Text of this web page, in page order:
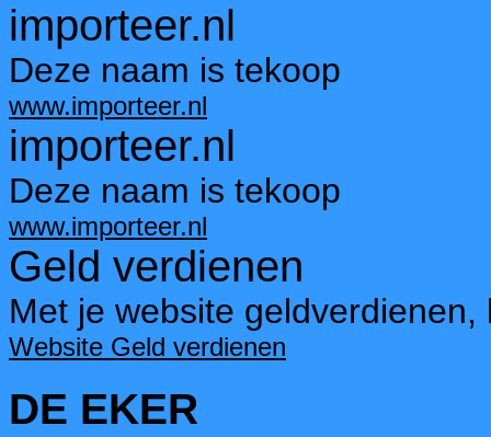
importeer.nl
Deze naam is tekoop
www.importeer.nl
importeer.nl
Deze naam is tekoop
www.importeer.nl
Geld verdienen
Met je website geldverdienen,
Website Geld verdienen
DE EKER